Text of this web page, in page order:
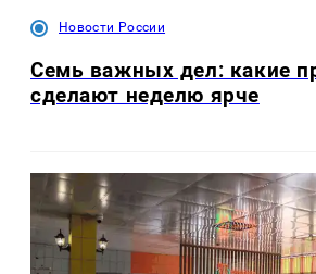
Новости России
Семь важных дел: какие
сделают неделю ярче